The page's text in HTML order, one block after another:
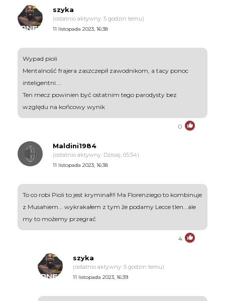
szyka
(ostatnio aktywny: 5 godzin temu)
11 listopada 2023, 16:38
Wypad pioli
Mentalność frajera zaszczepił zawodnikom, a tacy ponoc
inteligentni....
Ten mecz powinien być ostatnim tego parodysty bez
względu na końcowy wynik
0
Maldini1984
(ostatnio aktywny: Dzisiaj, 05:54)
11 listopada 2023, 16:38
To co robi Pioli to jest kryminał!!! Ma Florenziego to kombinuje
z Musahiem... wykrakałem z tym że podamy Lecce tlen...ale
my to możemy przegrać
4
szyka
(ostatnio aktywny: 5 godzin temu)
11 listopada 2023, 16:39